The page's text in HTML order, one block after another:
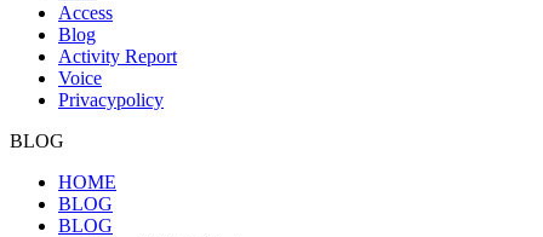
Access
Blog
Activity Report
Voice
Privacypolicy
BLOG
HOME
BLOG
BLOG